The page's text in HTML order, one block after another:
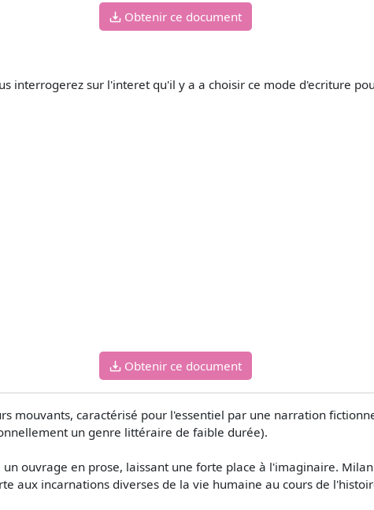
Obtenir ce document
interrogerez sur l'interet qu'il y a a choisir ce mode d'ecriture
Obtenir ce document
mouvants, caractérisé pour l'essentiel par une narration
un genre littéraire de faible durée).
ouvrage en prose, laissant une forte place à l'imaginaire.
aux incarnations diverses de la vie humaine au cours de